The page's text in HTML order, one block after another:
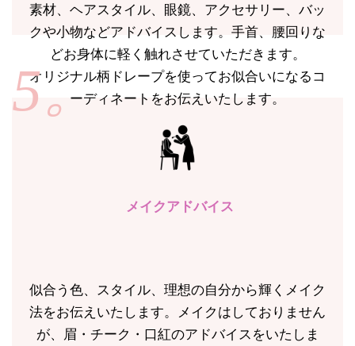
素材、ヘアスタイル、眼鏡、アクセサリー、バッ
クや小物などアドバイスします。手首、腰回りな
どお身体に軽く触れさせていただきます。
オリジナル柄ドレープを使ってお似合いになるコ
ーディネートをお伝えいたします。
5。
メイクアドバイス
似合う色、スタイル、理想の自分から輝くメイク
法をお伝えいたします。メイクはしておりません
が、眉・チーク・口紅のアドバイスをいたしま